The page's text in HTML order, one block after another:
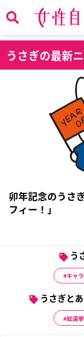
う さぎの最新
卯年記念のうさ
フィー！」
う
キャ
うさぎと
総選挙